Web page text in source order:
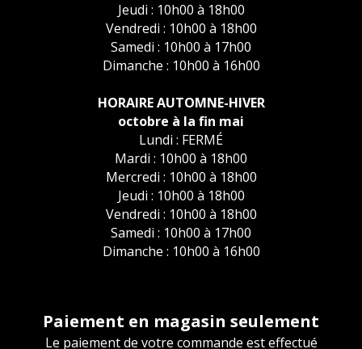
Jeudi : 10h00 à 18h00
Vendredi : 10h00 à 18h00
Samedi : 10h00 à 17h00
Dimanche : 10h00 à 16h00
HORAIRE AUTOMNE-HIVER
octobre à la fin mai
Lundi : FERMÉ
Mardi : 10h00 à 18h00
Mercredi : 10h00 à 18h00
Jeudi : 10h00 à 18h00
Vendredi : 10h00 à 18h00
Samedi : 10h00 à 17h00
Dimanche : 10h00 à 16h00
Paiement en magasin seulement
Le paiement de votre commande est effectué